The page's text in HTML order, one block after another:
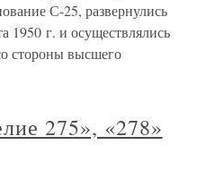
С-25, развернулись
1950 г. и осуществлялись
стороны высшего
275», «278»